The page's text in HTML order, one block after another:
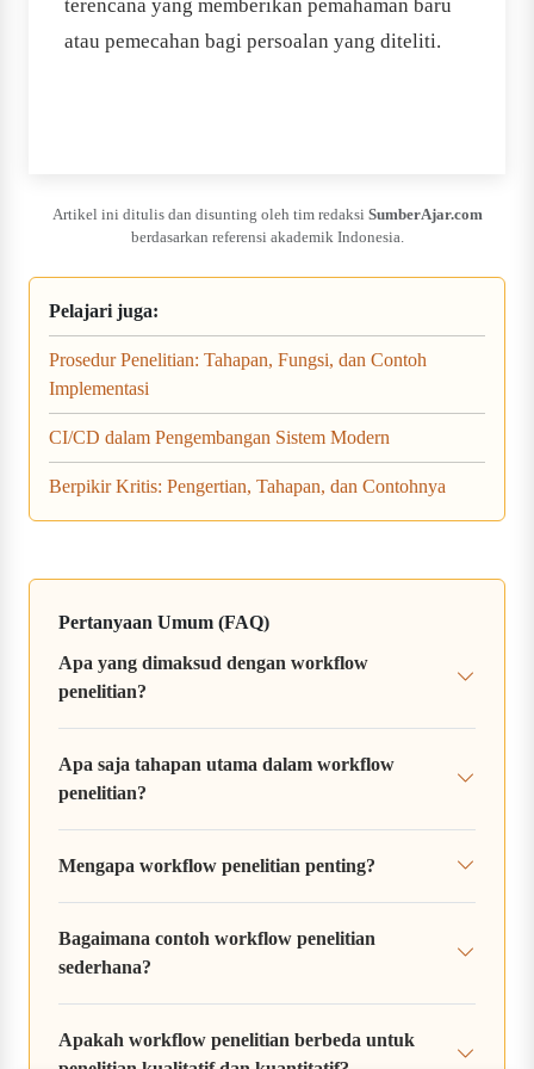
terencana yang memberikan pemahaman baru
atau pemecahan bagi persoalan yang diteliti.
Artikel ini ditulis dan disunting oleh tim redaksi SumberAjar.com
berdasarkan referensi akademik Indonesia.
Pelajari juga:
Prosedur Penelitian: Tahapan, Fungsi, dan Contoh
Implementasi
CI/CD dalam Pengembangan Sistem Modern
Berpikir Kritis: Pengertian, Tahapan, dan Contohnya
Pertanyaan Umum (FAQ)
Apa yang dimaksud dengan workflow
penelitian?
Apa saja tahapan utama dalam workflow
penelitian?
Mengapa workflow penelitian penting?
Bagaimana contoh workflow penelitian
sederhana?
Apakah workflow penelitian berbeda untuk